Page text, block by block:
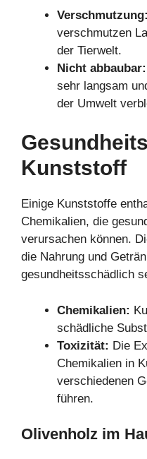
Verschmutzung:
verschmutzen
der Tierwelt.
Nicht abbaubar:
sehr langsam
der Umwelt
Kunststoff
Einige Kunststoffe
Chemikalien, die
verursachen können.
die Nahrung und
gesundheitsschädlich
Chemikalien:
schädliche
Toxizität: Die
Chemikalien in
verschiedenen
führen.
Olivenholz im